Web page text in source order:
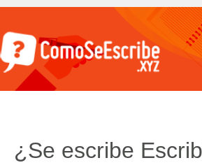
¿Se escribe